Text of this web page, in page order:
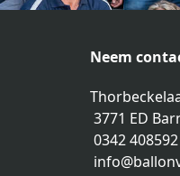
Neem
3771 ED
0342 408592